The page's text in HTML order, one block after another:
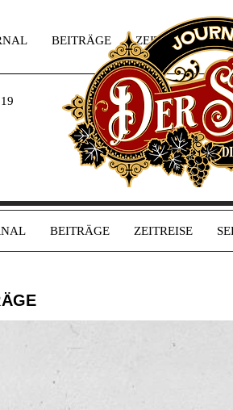
BEITRÄGE ZEITREISE
BEITRÄGE ZEITREISE